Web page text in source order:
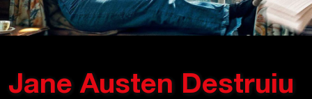
Jane Austen Destruiu